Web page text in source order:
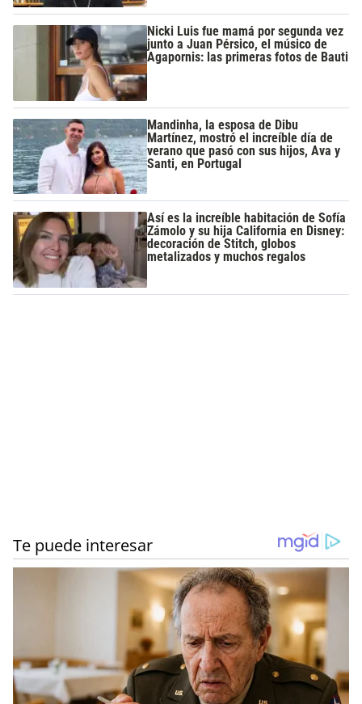
Nicki Luis fue mamá por segunda vez
junto a Juan Pérsico, el músico de
Agapornis: las primeras fotos de Bauti
Mandinha, la esposa de Dibu
Martínez, mostró el increíble día de
verano que pasó con sus hijos, Ava y
Santi, en Portugal
Así es la increíble habitación de Sofía
Zámolo y su hija California en Disney:
decoración de Stitch, globos
metalizados y muchos regalos